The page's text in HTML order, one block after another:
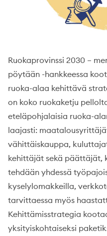
Ruokaprovinssi 2030 –
pöytään -hankkeessa
ruoka-alaa kehittävä
on koko ruokaketju
eteläpohjalaisia ruoka-
laajasti:
vähittäiskauppa,
kehittäjät sekä päättäjät,
tehdään yhdessä
kyselylomakkeilla,
tarvittaessa myös
Kehittämisstrategia
yksityiskohtaiseksi